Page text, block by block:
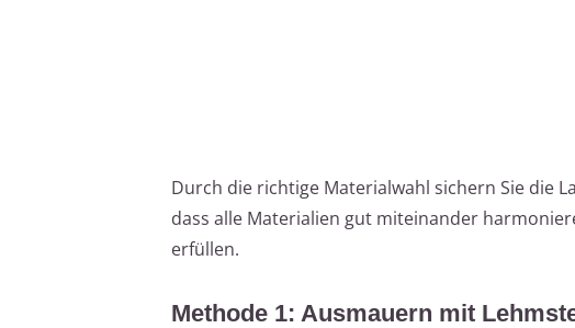
Durch die richtige Materialwahl sichern Sie die
dass alle Materialien gut miteinander
erfüllen.
Methode 1: Ausmauern mit